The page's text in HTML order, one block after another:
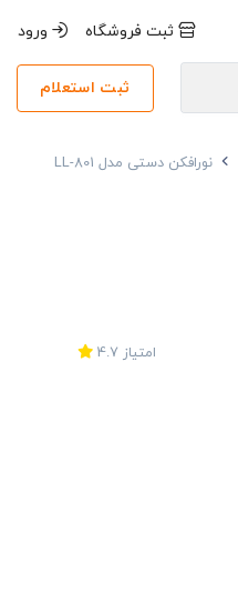
ثبت فروشگاه ورود
ثبت استعلام
نورافکن دستی مدل LL-801
امتیاز 4.7